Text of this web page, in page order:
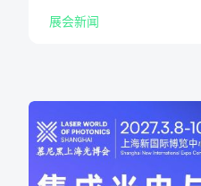
展会新闻